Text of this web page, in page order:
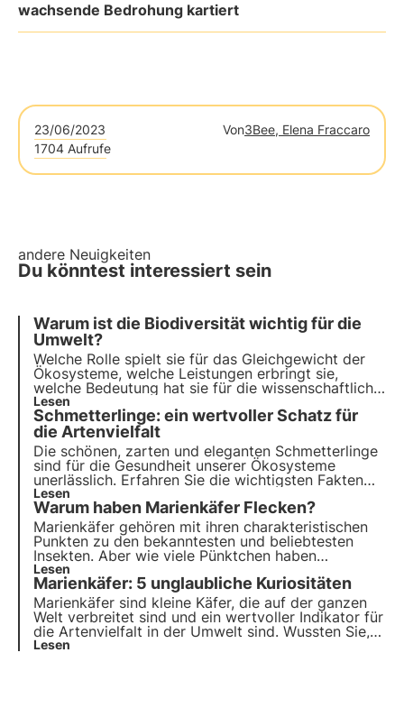
wachsende Bedrohung kartiert
23/06/2023 Von3Bee, Elena Fraccaro
1704 Aufrufe
andere Neuigkeiten
Du könntest interessiert sein
Warum ist die Biodiversität wichtig für die
Umwelt?
Welche Rolle spielt sie für das Gleichgewicht der
Ökosysteme, welche Leistungen erbringt sie,
welche Bedeutung hat sie für die wissenschaftliche
Forschung und welche Auswirkungen hat sie auf
das menschliche Wohlbefinden? Erfahren Sie, wie
sich 3Bee mit Oasen für den Schutz der
Artenvielfalt einsetzt
Lesen
Schmetterlinge: ein wertvoller Schatz für
die Artenvielfalt
Die schönen, zarten und eleganten Schmetterlinge
sind für die Gesundheit unserer Ökosysteme
unerlässlich. Erfahren Sie die wichtigsten Fakten
über Schmetterlinge und ihre Bedeutung für die
biologische Vielfalt. Werden Sie Mitglied bei 3Bee,
um ihren Schutz zu fördern.
Lesen
Warum haben Marienkäfer Flecken?
Marienkäfer gehören mit ihren charakteristischen
Punkten zu den bekanntesten und beliebtesten
Insekten. Aber wie viele Pünktchen haben
Marienkäfer? Was ist ihre Funktion? Und welche
Bedeutung haben sie? In diesem Artikel
beantworten wir mit Hilfe wissenschaftlicher
Studien die am häufigsten gestellten Fragen zu
diesem Thema.
Lesen
Marienkäfer: 5 unglaubliche Kuriositäten
Marienkäfer sind kleine Käfer, die auf der ganzen
Welt verbreitet sind und ein wertvoller Indikator für
die Artenvielfalt in der Umwelt sind. Wussten Sie,
dass nicht alle Marienkäfer rot mit schwarzen
Lesen